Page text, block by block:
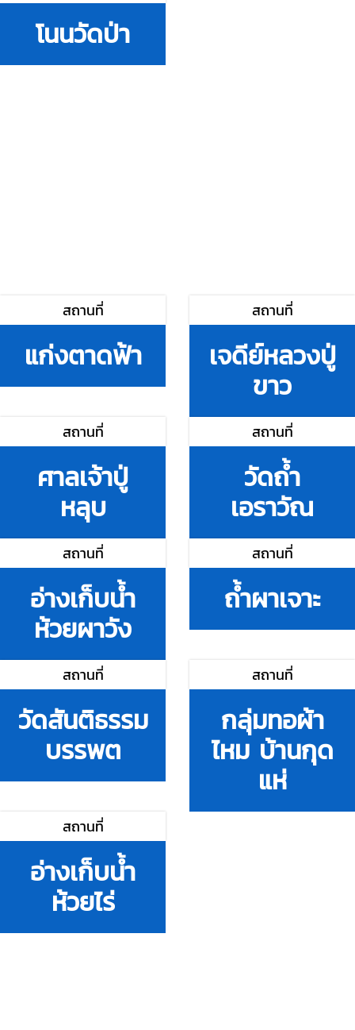
โนนวัดป่า
สถานที่
แก่งตาดฟ้า
สถานที่
เจดีย์หลวงปู่
ขาว
สถานที่
ศาลเจ้าปู่
หลุบ
สถานที่
วัดถ้ำ
เอราวัณ
สถานที่
อ่างเก็บน้ำ
ห้วยผาวัง
สถานที่
ถ้ำผาเจาะ
สถานที่
วัดสันติธรรม
บรรพต
สถานที่
กลุ่มทอผ้า
ไหม บ้านกุด
แห่
สถานที่
อ่างเก็บน้ำ
ห้วยไร่